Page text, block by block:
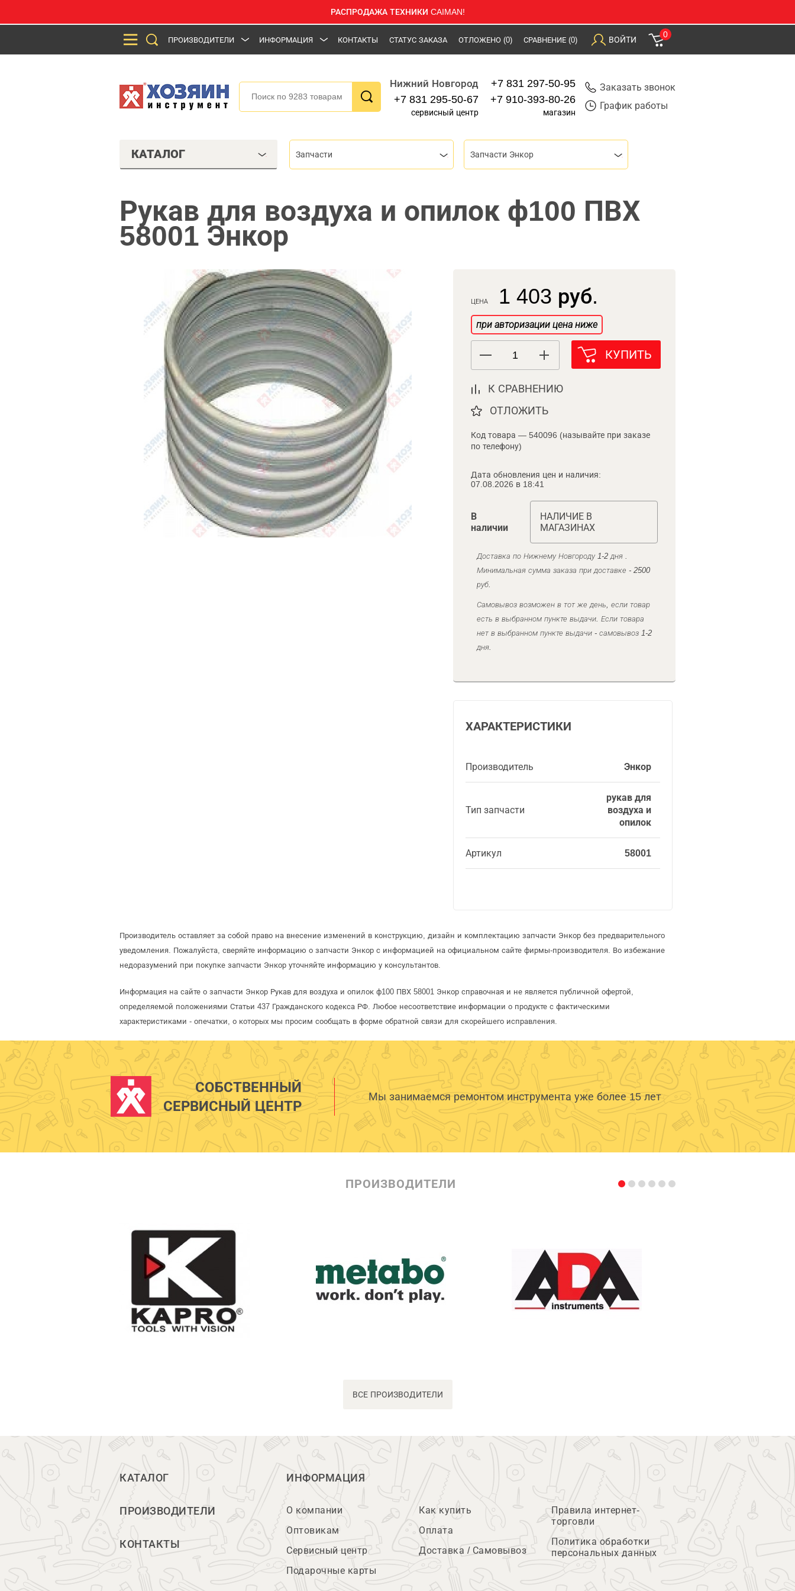
РАСПРОДАЖА ТЕХНИКИ CAIMAN!
ПРОИЗВОДИТЕЛИ ИНФОРМАЦИЯ КОНТАКТЫ СТАТУС ЗАКАЗА ОТЛОЖЕНО (0) СРАВНЕНИЕ (0) ВОЙТИ
0
Нижний Новгород
+7 831 295-50-67
сервисный центр
+7 831 297-50-95
+7 910-393-80-26
магазин
Заказать звонок
График работы
КАТАЛОГ Запчасти Запчасти Энкор
Рукав для воздуха и опилок ф100 ПВХ
58001 Энкор
ЦЕНА 1 403 руб.
при авторизации цена ниже
КУПИТЬ
К СРАВНЕНИЮ
ОТЛОЖИТЬ
Код товара — 540096 (называйте при заказе
по телефону)
Дата обновления цен и наличия:
07.08.2026 в 18:41
В
наличии
НАЛИЧИЕ В
МАГАЗИНАХ
Доставка по Нижнему Новгороду 1-2 дня .
Минимальная сумма заказа при доставке - 2500
руб.
Самовывоз возможен в тот же день, если товар
есть в выбранном пункте выдачи. Если товара
нет в выбранном пункте выдачи - самовывоз 1-2
дня.
ХАРАКТЕРИСТИКИ
Производитель Энкор
Тип запчасти
рукав для
воздуха и
опилок
Артикул 58001
Производитель оставляет за собой право на внесение изменений в конструкцию, дизайн и комплектацию запчасти Энкор без предварительного
уведомления. Пожалуйста, сверяйте информацию о запчасти Энкор с информацией на официальном сайте фирмы-производителя. Во избежание
недоразумений при покупке запчасти Энкор уточняйте информацию у консультантов.
Информация на сайте о запчасти Энкор Рукав для воздуха и опилок ф100 ПВХ 58001 Энкор справочная и не является публичной офертой,
определяемой положениями Статьи 437 Гражданского кодекса РФ. Любое несоответствие информации о продукте с фактическими
характеристиками - опечатки, о которых мы просим сообщать в форме обратной связи для скорейшего исправления.
СОБСТВЕННЫЙ
СЕРВИСНЫЙ ЦЕНТР
Мы занимаемся ремонтом инструмента уже более 15 лет
ПРОИЗВОДИТЕЛИ
ВСЕ ПРОИЗВОДИТЕЛИ
КАТАЛОГ
ПРОИЗВОДИТЕЛИ
КОНТАКТЫ
ИНФОРМАЦИЯ
О компании
Оптовикам
Сервисный центр
Подарочные карты
Как купить
Оплата
Доставка / Самовывоз
Правила интернет-
торговли
Политика обработки
персональных данных